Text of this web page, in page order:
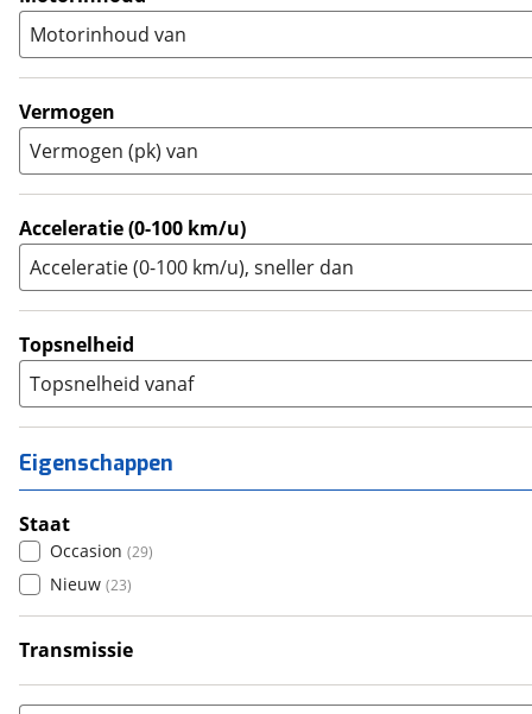
Supersport (10)
Tourer (5)
Touring Enduro (0)
Trial (0
Zijspan (0)
(
Motorinhoud van
Vermogen
Vermogen (pk) van
Acceleratie (0-100 km/u)
Acceleratie (0-100 km/u), sneller dan
Topsnelheid
Topsnelheid vanaf
Eigenschappen
Staat
Occasion (29)
Nieuw (23)
Transmissie